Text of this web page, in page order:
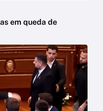
em queda de